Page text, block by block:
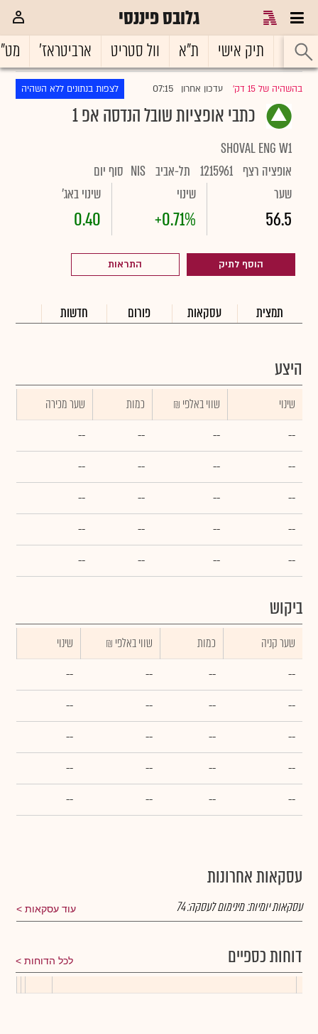
גלובס פיננסי
ראשי תיק אישי ת"א וול סטריט ארביטראז'
בהשהיה של 15 דק' |עדכון אחרון 07:15 לצפות בנתונים ללא השהיה
כתבי אופציות שובל הנדסה אפ 1
SHOVAL ENG W1
אופציה רצף 1215961 תל-אביב NIS סוף יום
שער
56.5
שינוי
+0.71%
שינוי באג'
0.40
הוסף לתיק התראות
תמצית עסקאות פורום חדשות
היצע
שינוי ₪ שווי באלפי כמות
שער מכירה
--
--
--
--
--
--
--
--
--
--
--
--
--
--
--
--
--
--
--
--
ביקוש
שער קניה כמות ₪ שווי באלפי
שינוי
--
--
--
--
--
--
--
--
--
--
--
--
--
--
--
--
--
--
--
--
עסקאות אחרונות
עוד עסקאות עסקאות יומיות:מינימום לעסקה:74
דוחות כספיים לכל הדוחות